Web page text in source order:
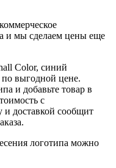
и мы сделаем цены еще
Color, синий
выгодной цене.
и добавьте товар в
с
доставкой сообщит
логотипа можно